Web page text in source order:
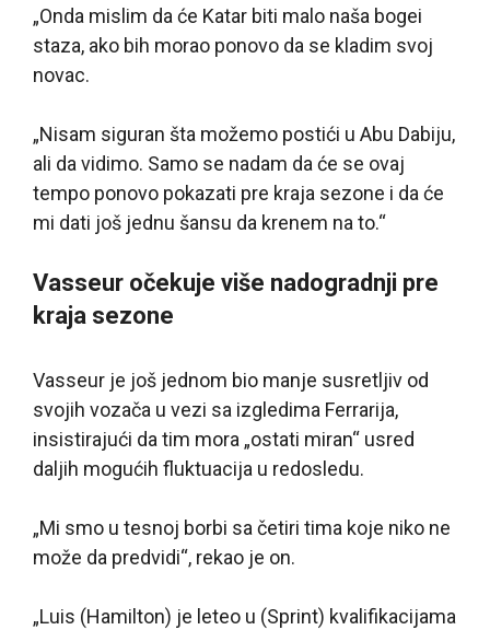
„Onda mislim da će Katar biti malo naša bogei
staza, ako bih morao ponovo da se kladim svoj
novac.
„Nisam siguran šta možemo postići u Abu Dabiju,
ali da vidimo. Samo se nadam da će se ovaj
tempo ponovo pokazati pre kraja sezone i da će
mi dati još jednu šansu da krenem na to.“
Vasseur očekuje više nadogradnji pre
kraja sezone
Vasseur je još jednom bio manje susretljiv od
svojih vozača u vezi sa izgledima Ferrarija,
insistirajući da tim mora „ostati miran“ usred
daljih mogućih fluktuacija u redosledu.
„Mi smo u tesnoj borbi sa četiri tima koje niko ne
može da predvidi“, rekao je on.
„Luis (Hamilton) je leteo u (Sprint) kvalifikacijama